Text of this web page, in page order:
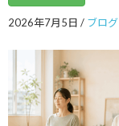
2023年8月
2023年6月
2023年5月
2026年7月5日 / ブログ